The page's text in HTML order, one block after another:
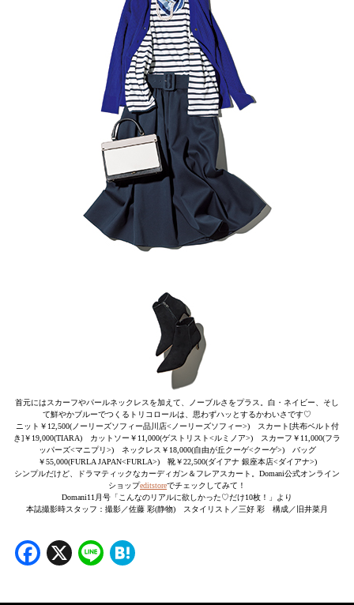
首元にはスカーフやパールネックレスを加えて、ノーブルさをプラス。白・ネイビー、そし
て鮮やかブルーでつくるトリコロールは、思わずハッとするかわいさです♡
ニット￥12,500(ノーリーズソフィー品川店<ノーリーズソフィー>) スカート[共布ベルト付
き]￥19,000(TIARA) カットソー￥11,000(ゲストリスト<ルミノア>) スカーフ￥11,000(フラ
ッパーズ<マニプリ>) ネックレス￥18,000(自由が丘クーゲ<クーゲ>) バッグ
￥55,000(FURLA JAPAN<FURLA>) 靴￥22,500(ダイアナ 銀座本店<ダイアナ>)
シンプルだけど、ドラマティックなカーディガン＆フレアスカート。Domani公式オンライン
ショップeditstoreでチェックしてみて！
Domani11月号「こんなのリアルに欲しかった♡だけ10枚！」より
本誌撮影時スタッフ：撮影／佐藤 彩(静物) スタイリスト／三好 彩 構成／旧井菜月
Facebook
X Line